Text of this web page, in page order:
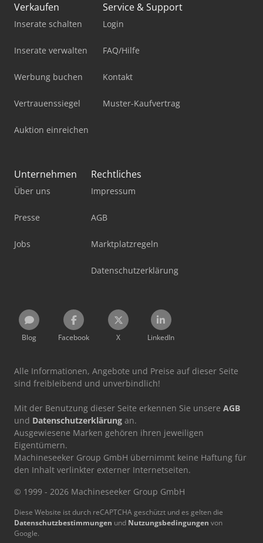
Verkaufen
Inserate schalten
Inserate verwalten
Werbung buchen
Vertrauenssiegel
Auktion einreichen
Service & Support
Login
FAQ/Hilfe
Kontakt
Muster-Kaufvertrag
Unternehmen
Über uns
Presse
Jobs
Rechtliches
Impressum
AGB
Marktplatzregeln
Datenschutzerklärung
Blog Facebook X LinkedIn
Alle Informationen, Angebote und Preise auf dieser Seite
sind freibleibend und unverbindlich!
Mit der Benutzung dieser Seite erkennen Sie unsere AGB
und Datenschutzerklärung an.
Ausgewiesene Marken gehören ihren jeweiligen
Eigentümern.
Machineseeker Group GmbH übernimmt keine Haftung für
den Inhalt verlinkter externer Internetseiten.
© 1999 - 2026 Machineseeker Group GmbH
Diese Website ist durch reCAPTCHA geschützt und es gelten die
Datenschutzbestimmungen und Nutzungsbedingungen von
Google.